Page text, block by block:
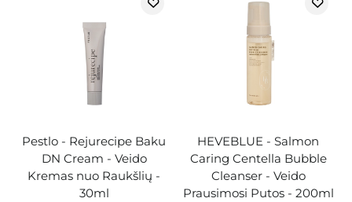
Pestlo - Rejurecipe Baku
DN Cream - Veido
Kremas nuo Raukšlių -
30ml
HEVEBLUE - Salmon
Caring Centella Bubble
Cleanser - Veido
Prausimosi Putos - 200ml